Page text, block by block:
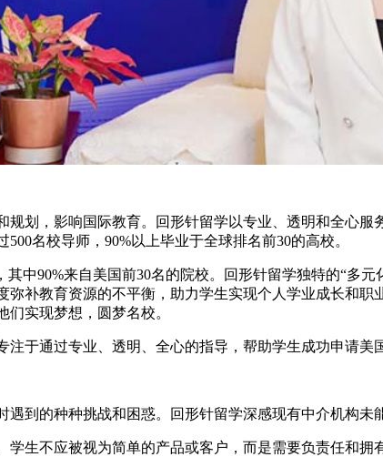
，影响国际教育。回形针留学以专业、透明和全心服
名校导师，90%以上毕业于全球排名前30的高校。
90%来自美国前30名的院校。回形针留学独特的“多元
补教育资源的不平衡，助力学生实现个人学业成长和
实现梦想，圆梦名校。
通过专业、透明、全心的指导，帮助学生成功申请美
的种种挑战和困惑。回形针留学深感现有中介机构未
不应被视为简单的产品或客户，而是需要负责任和拥